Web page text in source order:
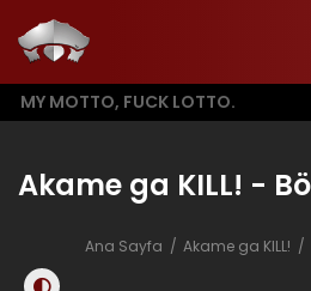
MY MOTTO, FUCK LOTTO.
Akame ga KILL! -
Ana Sayfa Akame ga KILL!